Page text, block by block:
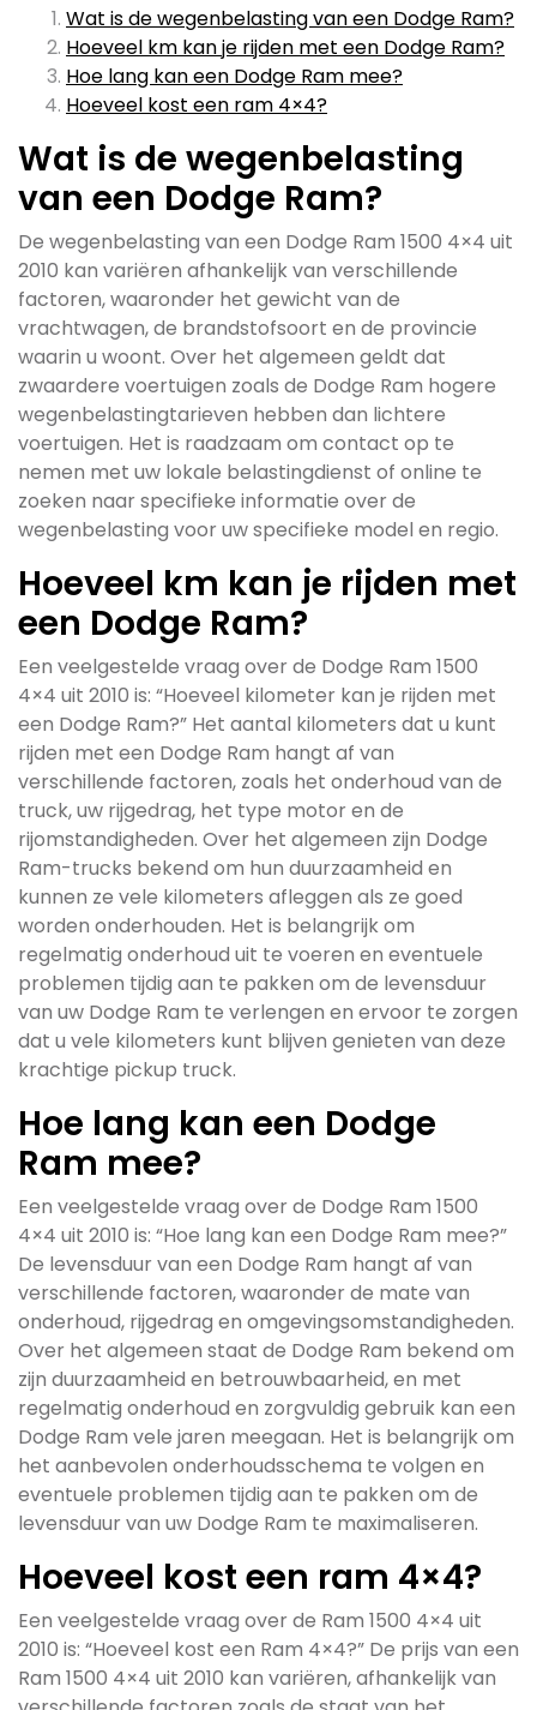
Wat is de wegenbelasting van een Dodge Ram?
Hoeveel km kan je rijden met een Dodge Ram?
Hoe lang kan een Dodge Ram mee?
Hoeveel kost een ram 4×4?
Wat is de wegenbelasting
van een Dodge Ram?
De wegenbelasting van een Dodge Ram 1500 4×4 uit
2010 kan variëren afhankelijk van verschillende
factoren, waaronder het gewicht van de
vrachtwagen, de brandstofsoort en de provincie
waarin u woont. Over het algemeen geldt dat
zwaardere voertuigen zoals de Dodge Ram hogere
wegenbelastingtarieven hebben dan lichtere
voertuigen. Het is raadzaam om contact op te
nemen met uw lokale belastingdienst of online te
zoeken naar specifieke informatie over de
wegenbelasting voor uw specifieke model en regio.
Hoeveel km kan je rijden met
een Dodge Ram?
Een veelgestelde vraag over de Dodge Ram 1500
4×4 uit 2010 is: “Hoeveel kilometer kan je rijden met
een Dodge Ram?” Het aantal kilometers dat u kunt
rijden met een Dodge Ram hangt af van
verschillende factoren, zoals het onderhoud van de
truck, uw rijgedrag, het type motor en de
rijomstandigheden. Over het algemeen zijn Dodge
Ram-trucks bekend om hun duurzaamheid en
kunnen ze vele kilometers afleggen als ze goed
worden onderhouden. Het is belangrijk om
regelmatig onderhoud uit te voeren en eventuele
problemen tijdig aan te pakken om de levensduur
van uw Dodge Ram te verlengen en ervoor te zorgen
dat u vele kilometers kunt blijven genieten van deze
krachtige pickup truck.
Hoe lang kan een Dodge
Ram mee?
Een veelgestelde vraag over de Dodge Ram 1500
4×4 uit 2010 is: “Hoe lang kan een Dodge Ram mee?”
De levensduur van een Dodge Ram hangt af van
verschillende factoren, waaronder de mate van
onderhoud, rijgedrag en omgevingsomstandigheden.
Over het algemeen staat de Dodge Ram bekend om
zijn duurzaamheid en betrouwbaarheid, en met
regelmatig onderhoud en zorgvuldig gebruik kan een
Dodge Ram vele jaren meegaan. Het is belangrijk om
het aanbevolen onderhoudsschema te volgen en
eventuele problemen tijdig aan te pakken om de
levensduur van uw Dodge Ram te maximaliseren.
Hoeveel kost een ram 4×4?
Een veelgestelde vraag over de Ram 1500 4×4 uit
2010 is: “Hoeveel kost een Ram 4×4?” De prijs van een
Ram 1500 4×4 uit 2010 kan variëren, afhankelijk van